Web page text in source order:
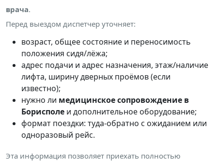
врача.
Перед выездом диспетчер уточняет:
возраст, общее состояние и переносимость
положения сидя/лёжа;
адрес подачи и адрес назначения, этаж/наличие
лифта, ширину дверных проёмов (если
известно);
нужно ли медицинское сопровождение в
Борисполе и дополнительное оборудование;
формат поездки: туда-обратно с ожиданием или
одноразовый рейс.
Эта информация позволяет приехать полностью